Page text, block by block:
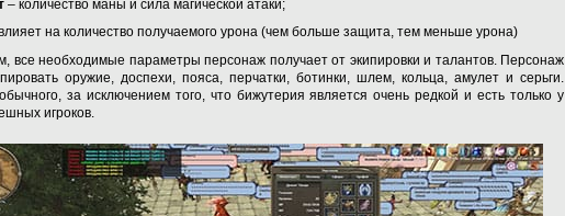
– количество маны и сила магической атаки;
на количество получаемого урона (чем больше защита, тем меньше урона)
все необходимые параметры персонаж получает от экипировки и талантов. Персонаж
оружие, доспехи, пояса, перчатки, ботинки, шлем, кольца, амулет и серьги.
за исключением того, что бижутерия является очень редкой и есть только у
игроков.